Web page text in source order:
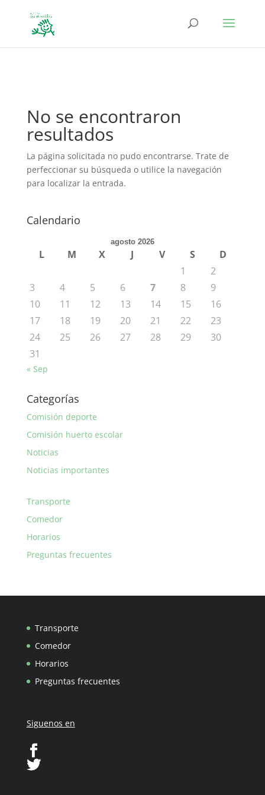
No se encontraron
resultados
La página solicitada no pudo encontrarse. Trate de
perfeccionar su búsqueda o utilice la navegación
para localizar la entrada.
Calendario
agosto 2026
L M X J V S
D
1
2
3
4 5 6 7 8
9
10
11 12 13 14 15
16
17
18 19 20 21 22
23
24
25 26 27 28 29
30
31
« Sep
Categorías
Comisión deporte
Comisión huerto escolar
Noticias
Noticias importantes
Transporte
Comedor
Horarios
Preguntas frecuentes
Transporte
Comedor
Horarios
Preguntas frecuentes
Siguenos en